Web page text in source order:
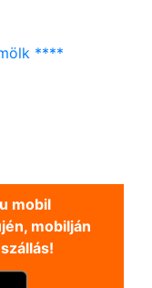
****
mobil
mobilján